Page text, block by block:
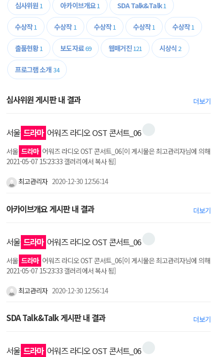
심사위원1 아카이브개요1 SDA Talk&Talk1
수상작1 수상작1 수상작1 수상작1 수상작1
출품현황1 보도자료69 웹매거진121 시상식 2
프로그램 소개 34
심사위원 게시판 내 결과 더보기
서울 드라마 어워즈 라디오 OST 콘서트_06
서울 드라마 어워즈 라디오 OST 콘서트_06[이 게시물은 최고관리자님에 의해
2021-05-07 15:23:33 갤러리에서 복사 됨]
최고관리자 2020-12-30 12:56:14
아카이브개요 게시판 내 결과 더보기
서울 드라마 어워즈 라디오 OST 콘서트_06
서울 드라마 어워즈 라디오 OST 콘서트_06[이 게시물은 최고관리자님에 의해
2021-05-07 15:23:33 갤러리에서 복사 됨]
최고관리자 2020-12-30 12:56:14
SDA Talk&Talk 게시판 내 결과 더보기
서울 드라마 어워즈 라디오 OST 콘서트_06